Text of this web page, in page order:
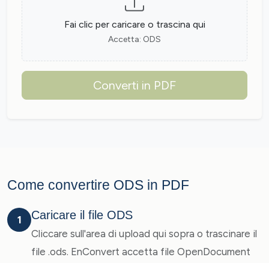
Fai clic per caricare o trascina qui
Accetta: ODS
Converti in PDF
Come convertire ODS in PDF
1 Caricare il file ODS
Cliccare sull'area di upload qui sopra o trascinare il
file .ods. EnConvert accetta file OpenDocument